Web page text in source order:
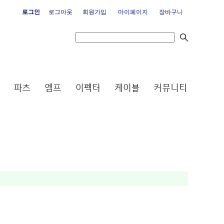
로그인 로그아웃 회원가입 마이페이지 장바구니